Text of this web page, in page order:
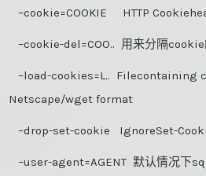
–cookie=COOKIE HTTP
–cookie-del=COO.. 用来分隔
–load-cookies=L.. Filecontaining
Netscape/wget format
–drop-set-cookie IgnoreSet-
–user-agent=AGENT 默认情况下